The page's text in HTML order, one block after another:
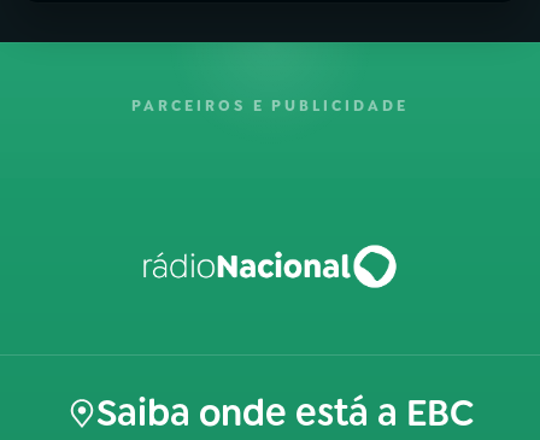
PARCEIROS E PUBLICIDADE
Saiba onde está a EBC